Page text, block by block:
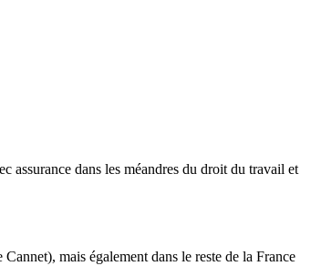
assurance dans les méandres du droit du travail et
mais également dans le reste de la France